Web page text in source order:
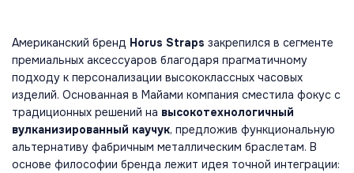
Американский бренд Horus Straps закрепился в сегменте
премиальных аксессуаров благодаря прагматичному
подходу к персонализации высококлассных часовых
изделий. Основанная в Майами компания сместила фокус с
традиционных решений на высокотехнологичный
вулканизированный каучук, предложив функциональную
альтернативу фабричным металлическим браслетам. В
основе философии бренда лежит идея точной интеграции: